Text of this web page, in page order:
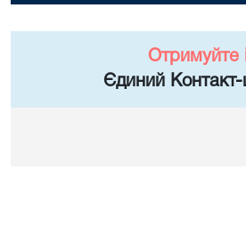
Отримуйте
Єдиний Контакт-